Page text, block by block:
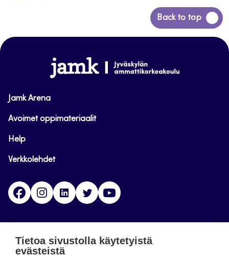
Back to top
Siirry
takaisin
www.jamk.fi
Jamk Arena
Avoimet oppimateriaalit
Help
Verkkolehdet
FacebookInstagramLinkedinTwitter
Tietoa sivustolla käytetyistä
evästeistä